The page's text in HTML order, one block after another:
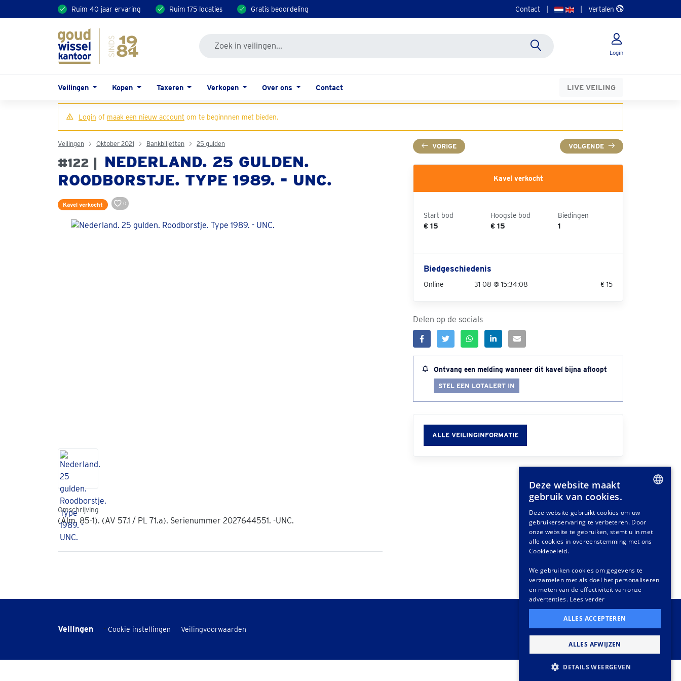
Ruim 40 jaar ervaring Ruim 175 locaties Gratis beoordeling Contact Vertalen
Login
Veilingen Kopen Taxeren Verkopen Over ons Contact LIVE VEILING
Login of maak een nieuw account om te beginnnen met bieden.
VORIGE VOLGENDE
Veilingen Oktober 2021 Bankbiljetten 25 gulden
#122 |
NEDERLAND. 25 GULDEN.
ROODBORSTJE. TYPE 1989. - UNC.
Kavel verkocht 0
Omschrijving
(Alm. 85-1). (AV 57.1 / PL 71.a). Serienummer 2027644551. -UNC.
Kavel verkocht
Start bod
€ 15
Hoogste bod
€ 15
Biedingen
1
Biedgeschiedenis
Online 31-08 @ 15:34:08 € 15
Delen op de socials
Ontvang een melding wanneer dit kavel bijna afloopt
STEL EEN LOTALERT IN
ALLE VEILINGINFORMATIE
Veilingen - Cookie instellingen Veilingvoorwaarden
GERMAN
FRENCH
Deze website maakt
gebruik van cookies.
Deze website gebruikt cookies om uw
gebruikerservaring te verbeteren. Door
onze website te gebruiken, stemt u in met
alle cookies in overeenstemming met ons
Cookiebeleid.
We gebruiken cookies om gegevens te
verzamelen met als doel het personaliseren
en meten van de effectiviteit van onze
advertenties. Lees verder
ALLES ACCEPTEREN
ALLES AFWIJZEN
DETAILS WEERGEVEN